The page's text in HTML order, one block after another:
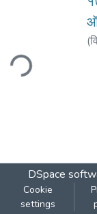
(
DSpace
Cookie
settings